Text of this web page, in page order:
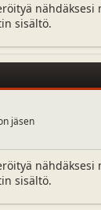
nähdäksesi
sisältö.
jäsen
nähdäksesi
sisältö.